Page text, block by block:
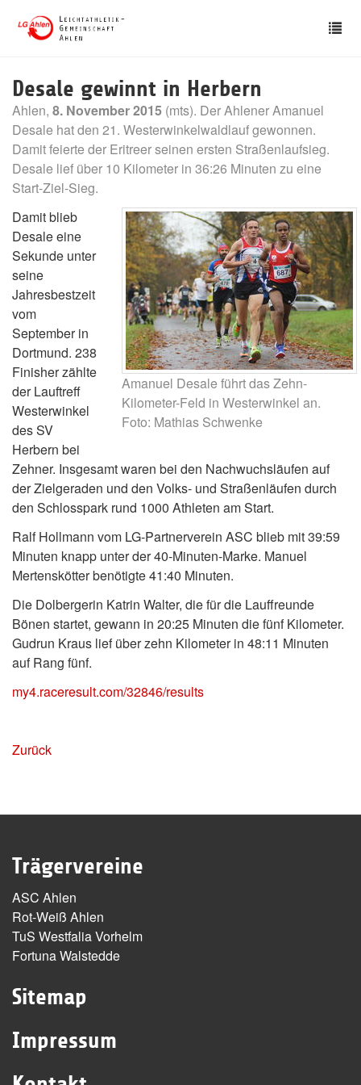
Desale gewinnt in Herbern
Ahlen, 8. November 2015 (mts). Der Ahlener Amanuel
Desale hat den 21. Westerwinkelwaldlauf gewonnen.
Damit feierte der Eritreer seinen ersten Straßenlaufsieg.
Desale lief über 10 Kilometer in 36:26 Minuten zu eine
Start-Ziel-Sieg.
Amanuel Desale führt das Zehn-
Kilometer-Feld in Westerwinkel an.
Foto: Mathias Schwenke
Damit blieb
Desale eine
Sekunde unter
seine
Jahresbestzeit
vom
September in
Dortmund. 238
Finisher zählte
der Lauftreff
Westerwinkel
des SV
Herbern bei
Zehner. Insgesamt waren bei den Nachwuchsläufen auf
der Zielgeraden und den Volks- und Straßenläufen durch
den Schlosspark rund 1000 Athleten am Start.
Ralf Hollmann vom LG-Partnerverein ASC blieb mit 39:59
Minuten knapp unter der 40-Minuten-Marke. Manuel
Mertenskötter benötigte 41:40 Minuten.
Die Dolbergerin Katrin Walter, die für die Lauffreunde
Bönen startet, gewann in 20:25 Minuten die fünf Kilometer.
Gudrun Kraus lief über zehn Kilometer in 48:11 Minuten
auf Rang fünf.
my4.raceresult.com/32846/results
Zurück
Trägervereine
ASC Ahlen
Rot-Weiß Ahlen
TuS Westfalia Vorhelm
Fortuna Walstedde
Sitemap
Impressum